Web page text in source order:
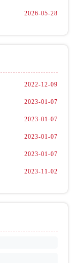
2026-05-28
2022-12-09
2023-01-07
2023-01-07
2023-01-07
2023-01-07
2023-11-02